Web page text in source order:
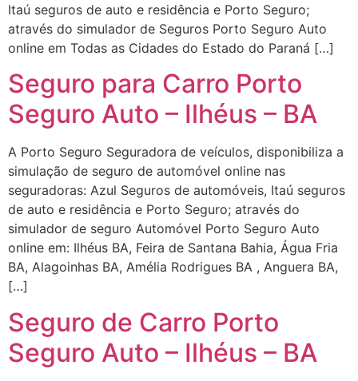
Itaú seguros de auto e residência e Porto Seguro;
através do simulador de Seguros Porto Seguro Auto
online em Todas as Cidades do Estado do Paraná […]
Seguro para Carro Porto
Seguro Auto – Ilhéus – BA
A Porto Seguro Seguradora de veículos, disponibiliza a
simulação de seguro de automóvel online nas
seguradoras: Azul Seguros de automóveis, Itaú seguros
de auto e residência e Porto Seguro; através do
simulador de seguro Automóvel Porto Seguro Auto
online em: Ilhéus BA, Feira de Santana Bahia, Água Fria
BA, Alagoinhas BA, Amélia Rodrigues BA , Anguera BA,
[…]
Seguro de Carro Porto
Seguro Auto – Ilhéus – BA